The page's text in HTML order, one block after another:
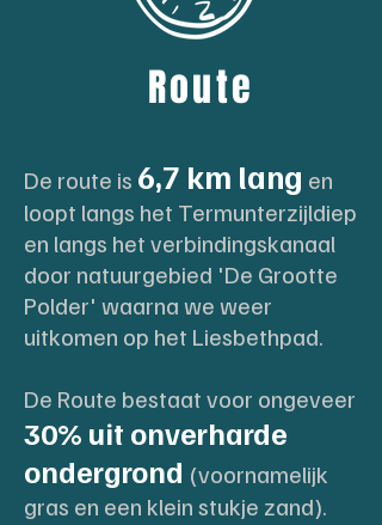
Route
De route is 6,7 km lang en
loopt langs het Termunterzijldiep
en langs het verbindingskanaal
door natuurgebied 'De Grootte
Polder' waarna we weer
uitkomen op het Liesbethpad.
De Route bestaat voor ongeveer
30% uit onverharde
ondergrond (voornamelijk
gras en een klein stukje zand).